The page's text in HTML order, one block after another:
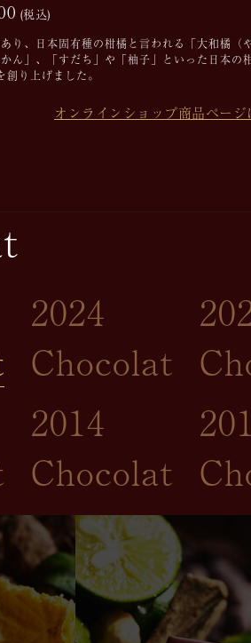
(税込)
り、日本固有種の柑橘と言われる「大和橘（
ん」、「すだち」や「柚子」といった日本の
り上げました。
オンラインショップ商品ペー
2024
Chocolat
2014
Chocolat